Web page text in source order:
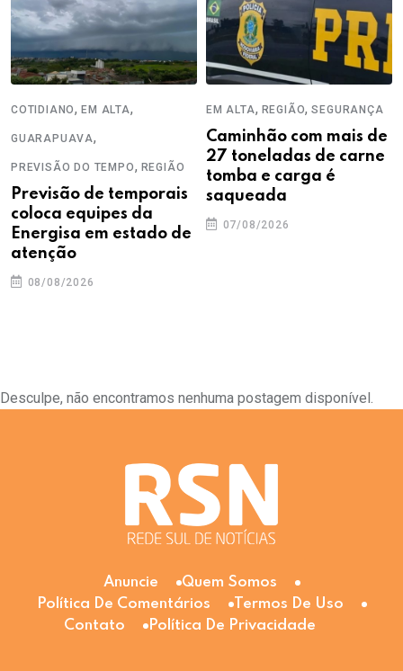
COTIDIANO,EM ALTA,
GUARAPUAVA,
PREVISÃO DO TEMPO, REGIÃO
Previsão de temporais
coloca equipes da
Energisa em estado de
atenção
08/08/2026
EM ALTA, REGIÃO,SEGURANÇA
Caminhão com mais de
27 toneladas de carne
tomba e carga é
saqueada
07/08/2026
Desculpe, não encontramos nenhuma postagem disponível.
Anuncie
Quem Somos
Política De Comentários
Termos De Uso
Contato
Política De Privacidade